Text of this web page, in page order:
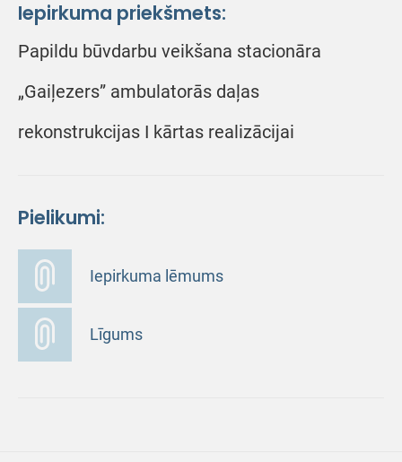
Iepirkuma priekšmets:
Papildu būvdarbu veikšana stacionāra
„Gaiļezers” ambulatorās daļas
rekonstrukcijas I kārtas realizācijai
Pielikumi:
Iepirkuma lēmums
Līgums